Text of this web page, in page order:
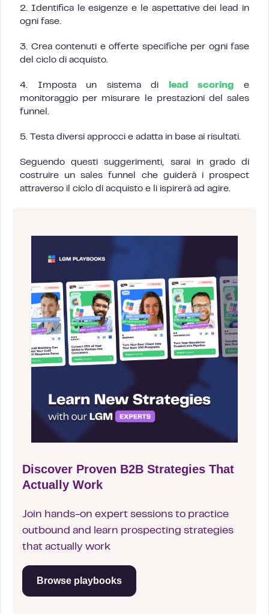
2. Identifica le esigenze e le aspettative dei lead in
ogni fase.
3. Crea contenuti e offerte specifiche per ogni fase
del ciclo di acquisto.
4. Imposta un sistema di lead scoring e
monitoraggio per misurare le prestazioni del sales
funnel.
5. Testa diversi approcci e adatta in base ai risultati.
Seguendo questi suggerimenti, sarai in grado di
costruire un sales funnel che guiderà i prospect
attraverso il ciclo di acquisto e li ispirerà ad agire.
Discover Proven B2B Strategies That
Actually Work
Join hands-on expert sessions to practice
outbound and learn prospecting strategies
that actually work
Browse playbooks